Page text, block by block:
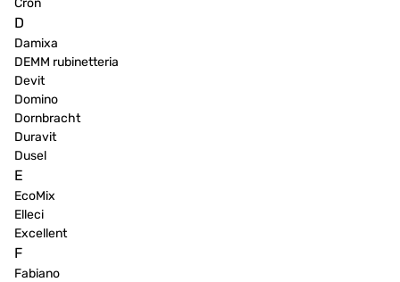
Cron
D
Damixa
DEMM rubinetteria
Devit
Domino
Dornbracht
Duravit
Dusel
E
EcoMix
Elleci
Excellent
F
Fabiano